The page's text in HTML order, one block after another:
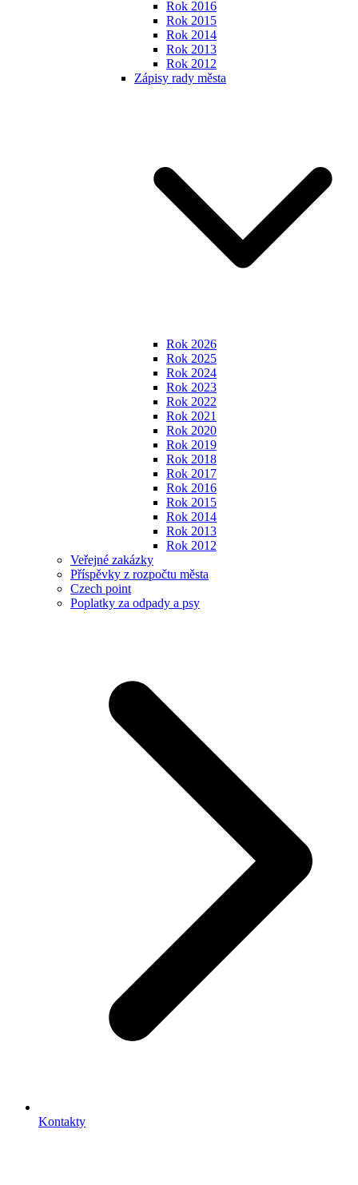
Rok 2016
Rok 2015
Rok 2014
Rok 2013
Rok 2012
Zápisy rady města
Rok 2026
Rok 2025
Rok 2024
Rok 2023
Rok 2022
Rok 2021
Rok 2020
Rok 2019
Rok 2018
Rok 2017
Rok 2016
Rok 2015
Rok 2014
Rok 2013
Rok 2012
Veřejné zakázky
Příspěvky z rozpočtu města
Czech point
Poplatky za odpady a psy
Kontakty